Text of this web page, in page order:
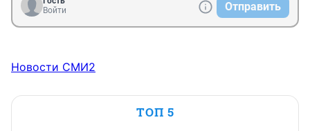
Войти
Отправить
Новости СМИ2
ТОП 5